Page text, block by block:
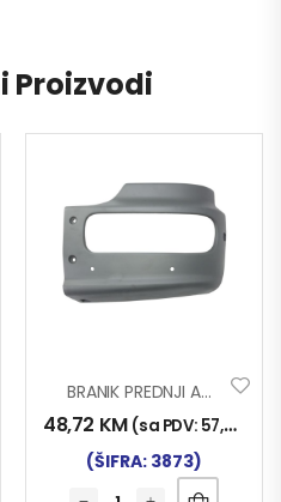
Proizvodi
BRANIK PREDNJI ATEGO LIJEVI DIO KRAĆI
48,72 KM (sa PDV: 57,00
(ŠIFRA: 3873)